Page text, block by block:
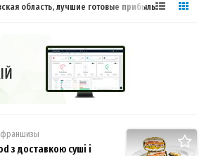
область, лучшие готовые прибыльные
з доставкою суші і